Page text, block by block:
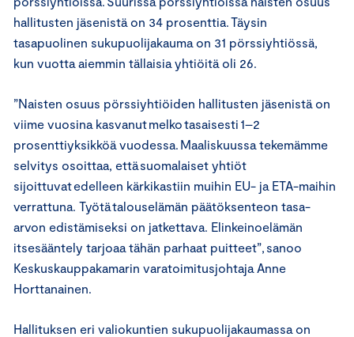
hallitusten jäsenistä on 34 prosenttia. Täysin
tasapuolinen sukupuolijakauma on 31 pörssiyhtiössä,
kun vuotta aiemmin tällaisia yhtiöitä oli 26.
”Naisten osuus pörssiyhtiöiden hallitusten jäsenistä on
viime vuosina kasvanut melko tasaisesti 1–2
prosenttiyksikköä vuodessa. Maaliskuussa tekemämme
selvitys osoittaa, että suomalaiset yhtiöt
sijoittuvat edelleen kärkikastiin muihin EU- ja ETA-maihin
verrattuna. Työtä talouselämän päätöksenteon tasa-
arvon edistämiseksi on jatkettava. Elinkeinoelämän
itsesääntely tarjoaa tähän parhaat puitteet”, sanoo
Keskuskauppakamarin varatoimitusjohtaja Anne
Horttanainen.
Hallituksen eri valiokuntien sukupuolijakaumassa on